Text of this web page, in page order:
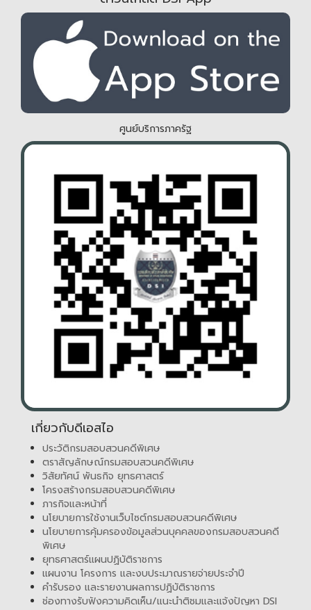
ศูนย์บริการภาครัฐ
เกี่ยวกับดีเอสไอ
ประวัติกรมสอบสวนคดีพิเศษ
ตราสัญลักษณ์กรมสอบสวนคดีพิเศษ
วิสัยทัศน์ พันธกิจ ยุทธศาสตร์
โครงสร้างกรมสอบสวนคดีพิเศษ
ภารกิจและหน้าที่
นโยบายการใช้งานเว็บไซต์กรมสอบสวนคดีพิเศษ
นโยบายการคุ้มครองข้อมูลส่วนบุคคลของกรมสอบสวนคดี
พิเศษ
ยุทธศาสตร์แผนปฏิบัติราชการ
แผนงาน โครงการ และงบประมาณรายจ่ายประจำปี
คำรับรอง และรายงานผลการปฏิบัติราชการ
ช่องทางรับฟังความคิดเห็น/แนะนำติชมและแจ้งปัญหา DSI